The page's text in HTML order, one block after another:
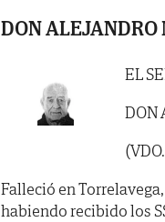
DON
EL
DON
Falleció en
habiendo recibido los